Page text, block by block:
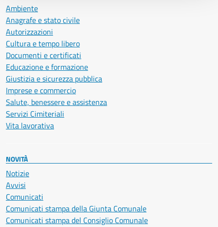
Ambiente
Anagrafe e stato civile
Autorizzazioni
Cultura e tempo libero
Documenti e certificati
Educazione e formazione
Giustizia e sicurezza pubblica
Imprese e commercio
Salute, benessere e assistenza
Servizi Cimiteriali
Vita lavorativa
NOVITÀ
Notizie
Avvisi
Comunicati
Comunicati stampa della Giunta Comunale
Comunicati stampa del Consiglio Comunale